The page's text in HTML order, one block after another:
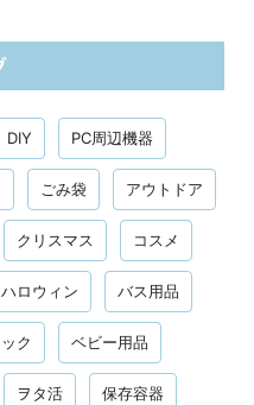
DIY PC周辺機器
ごみ袋 アウトドア
クリスマス コスメ
ハロウィン バス用品
ク ベビー用品
ヲタ活 保存容器